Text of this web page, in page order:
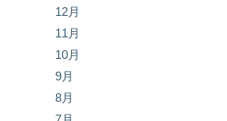
12月
11月
10月
9月
8月